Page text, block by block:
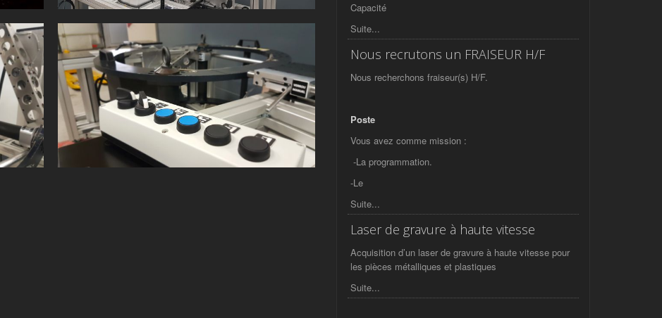
MACHINES SPÉCIALES
Capacité
Suite...
Nous recrutons un FRAISEUR H/F
Nous recherchons fraiseur(s) H/F.
Poste
Vous avez comme mission :
-La programmation.
-Le
Suite...
Laser de gravure à haute vitesse
Acquisition d’un laser de gravure à haute vitesse pour
les pièces métalliques et plastiques
Suite...